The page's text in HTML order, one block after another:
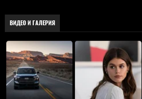
ВИДЕО И ГАЛЕРИЯ